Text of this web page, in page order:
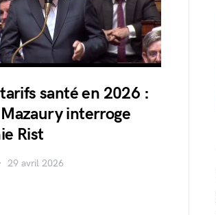
santé en 2026 :
interroge
Rist
29 avril 2026